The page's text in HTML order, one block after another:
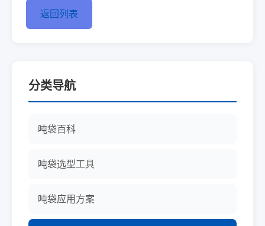
返回列表
分类导航
吨袋百科
吨袋选型工具
吨袋应用方案